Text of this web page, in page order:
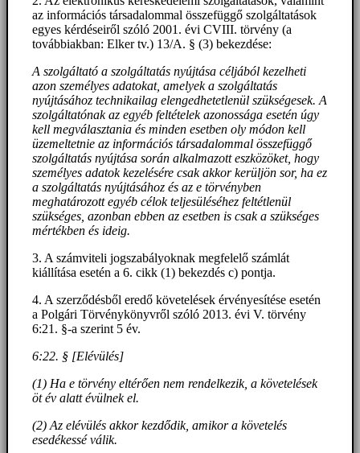
az információs társadalommal összefüggő szolgáltatások
egyes kérdéseiről szóló 2001. évi CVIII. törvény (a
továbbiakban: Elker tv.) 13/A. § (3) bekezdése:
A szolgáltató a szolgáltatás nyújtása céljából kezelheti
azon személyes adatokat, amelyek a szolgáltatás
nyújtásához technikailag elengedhetetlenül szükségesek. A
szolgáltatónak az egyéb feltételek azonossága esetén úgy
kell megválasztania és minden esetben oly módon kell
üzemeltetnie az információs társadalommal összefüggő
szolgáltatás nyújtása során alkalmazott eszközöket, hogy
személyes adatok kezelésére csak akkor kerüljön sor, ha ez
a szolgáltatás nyújtásához és az e törvényben
meghatározott egyéb célok teljesüléséhez feltétlenül
szükséges, azonban ebben az esetben is csak a szükséges
mértékben és ideig.
3. A számviteli jogszabályoknak megfelelő számlát
kiállítása esetén a 6. cikk (1) bekezdés c) pontja.
4. A szerződésből eredő követelések érvényesítése esetén
a Polgári Törvénykönyvről szóló 2013. évi V. törvény
6:21. §-a szerint 5 év.
6:22. § [Elévülés]
(1) Ha e törvény eltérően nem rendelkezik, a követelések
öt év alatt évülnek el.
(2) Az elévülés akkor kezdődik, amikor a követelés
esedékessé válik.